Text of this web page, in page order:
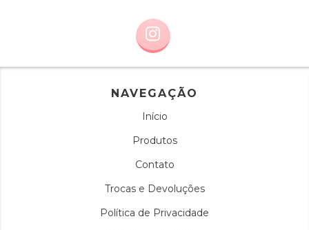
NAVEGAÇÃO
Início
Produtos
Contato
Trocas e Devoluções
Política de Privacidade